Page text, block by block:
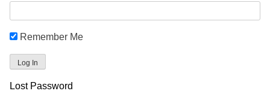
Remember Me
Lost Password